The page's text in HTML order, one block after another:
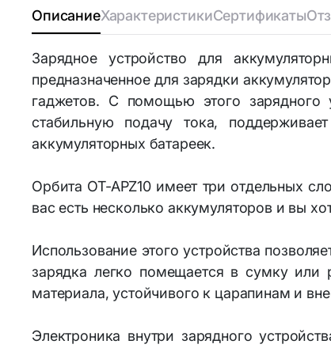
Bluetooth-адаптеры
Wi-Fi адаптеры и аксессуары
Элементы питания и
аккумуляторы
18650/14500/16340/21700/26650
Аккумуляторы R3 и R6
ОписаниеХарактеристикиСертификаты
Зарядное устройство для
предназначенное для зарядки
гаджетов. С помощью этого зарядного
стабильную подачу тока,
аккумуляторных батареек.
Орбита OT-APZ10 имеет три отдельных
вас есть несколько аккумуляторов и вы
Использование этого устройства
зарядка легко помещается в сумку
материала, устойчивого к царапинам и
Электроника внутри зарядного